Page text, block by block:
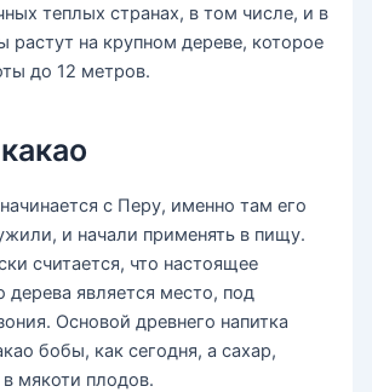
теплых странах, в том числе, и в
растут на крупном дереве, которое
до 12 метров.
с Перу, именно там его
и начали применять в пищу.
считается, что настоящее
дерева является место, под
Основой древнего напитка
бобы, как сегодня, а сахар,
мякоти плодов.